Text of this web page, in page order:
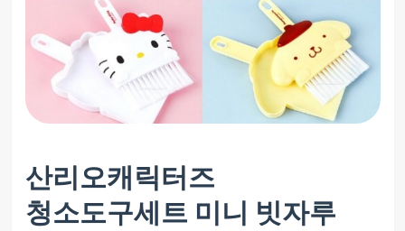
산리오캐릭터즈
청소도구세트 미니 빗자루